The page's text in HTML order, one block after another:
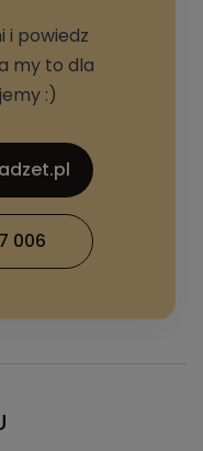
i powiedz
my to dla
:)
006